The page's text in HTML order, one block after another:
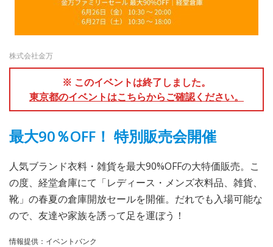
株式会社金万
※ このイベントは終了しました。
東京都のイベントはこちらからご確認ください。
最大90％OFF！ 特別販売会開催
人気ブランド衣料・雑貨を最大90%OFFの大特価販売。こ
の度、経堂倉庫にて「レディース・メンズ衣料品、雑貨、
靴」の春夏の倉庫開放セールを開催。だれでも入場可能な
ので、友達や家族を誘って足を運ぼう！
情報提供：イベントバンク